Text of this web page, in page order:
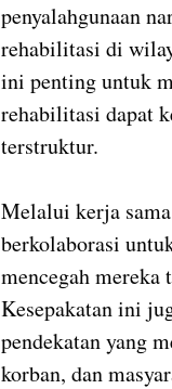
penyalahgunaan
rehabilitasi di
ini penting untuk
rehabilitasi dapat
terstruktur.
Melalui kerja
berkolaborasi
mencegah mereka
Kesepakatan ini
pendekatan yang
korban, dan